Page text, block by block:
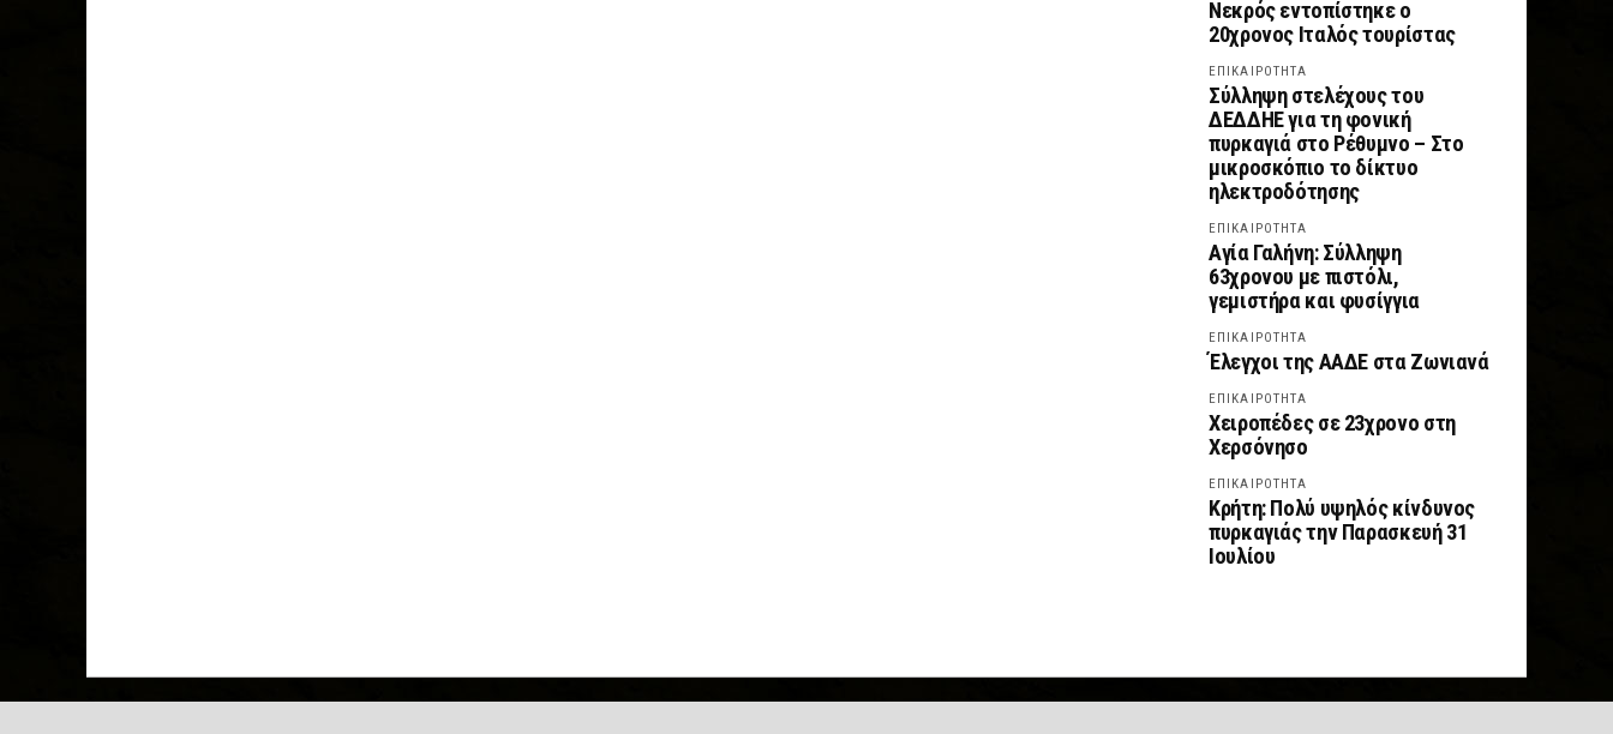
Νεκρός εντοπίστηκε ο
20χρονος Ιταλός τουρίστας
ΕΠΙΚΑΙΡΟΤΗΤΑ
Σύλληψη στελέχους του
ΔΕΔΔΗΕ για τη φονική
πυρκαγιά στο Ρέθυμνο – Στο
μικροσκόπιο το δίκτυο
ηλεκτροδότησης
ΕΠΙΚΑΙΡΟΤΗΤΑ
Αγία Γαλήνη: Σύλληψη
63χρονου με πιστόλι,
γεμιστήρα και φυσίγγια
ΕΠΙΚΑΙΡΟΤΗΤΑ
Έλεγχοι της ΑΑΔΕ στα Ζωνιανά
ΕΠΙΚΑΙΡΟΤΗΤΑ
Χειροπέδες σε 23χρονο στη
Χερσόνησο
ΕΠΙΚΑΙΡΟΤΗΤΑ
Κρήτη: Πολύ υψηλός κίνδυνος
πυρκαγιάς την Παρασκευή 31
Ιουλίου